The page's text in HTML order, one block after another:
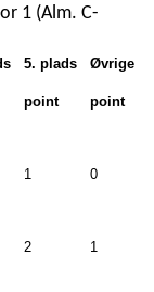
1 (Alm. C-
5. plads Øvrige
point point
1 0
2 1